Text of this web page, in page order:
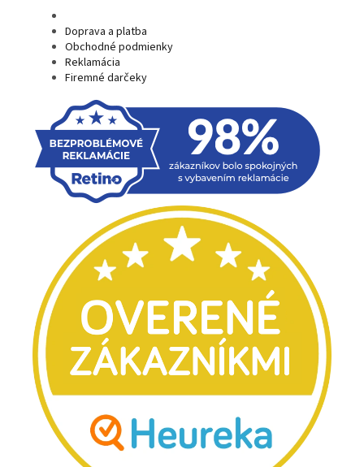
Doprava a platba
Obchodné podmienky
Reklamácia
Firemné darčeky